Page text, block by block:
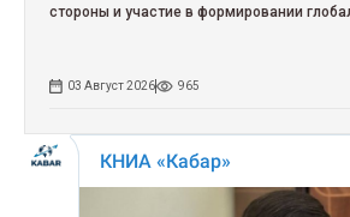
стороны и участие в формировании
03 Август 2026 965